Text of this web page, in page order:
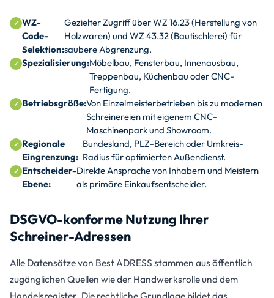
WZ-
Code-
Selektion:
Gezielter Zugriff über WZ 16.23 (Herstellung von
Holzwaren) und WZ 43.32 (Bautischlerei) für
saubere Abgrenzung.
Spezialisierung:Möbelbau, Fensterbau, Innenausbau,
Treppenbau, Küchenbau oder CNC-
Fertigung.
Betriebsgröße:Von Einzelmeisterbetrieben bis zu modernen
Schreinereien mit eigenem CNC-
Maschinenpark und Showroom.
Regionale
Eingrenzung:
Bundesland, PLZ-Bereich oder Umkreis-
Radius für optimierten Außendienst.
Entscheider-
Ebene:
Direkte Ansprache von Inhabern und Meistern
als primäre Einkaufsentscheider.
DSGVO-konforme Nutzung Ihrer
Schreiner-Adressen
Alle Datensätze von Best ADRESS stammen aus öffentlich
zugänglichen Quellen wie der Handwerksrolle und dem